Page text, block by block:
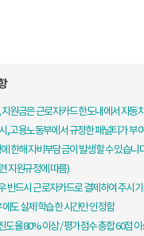
원금은 근로자카드 한도내에서 자동
, 고용노동부에서 규정한 패널티가 부
한해 자비부담금이 발생할 수 있습니
지원규정에 따름)
반드시 근로자카드로 결제하여 주시
도 실제 학습한 시간만 인정함
도율 80% 이상 / 평가점수 총합 60점